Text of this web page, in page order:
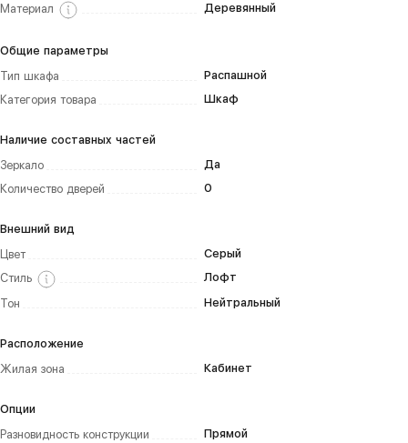
Материал
Деревянный
Общие параметры
Тип шкафа
Распашной
Категория товара
Шкаф
Наличие составных частей
Зеркало
Да
Количество дверей
0
Внешний вид
Цвет
Серый
Стиль
Лофт
Тон
Нейтральный
Расположение
Жилая зона
Кабинет
Опции
Разновидность конструкции
Прямой